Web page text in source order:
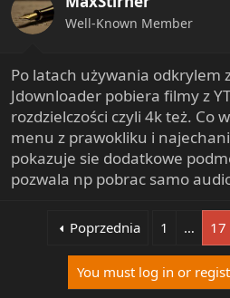
Well-Known Member
Po latach używania odkrylem
Jdownloader pobiera filmy z
rozdzielczości czyli 4k też. Co
menu z prawokliku i
pokazuje sie dodatkowe
pozwala np pobrac samo
Poprzednia 1 … 17
You must log in or